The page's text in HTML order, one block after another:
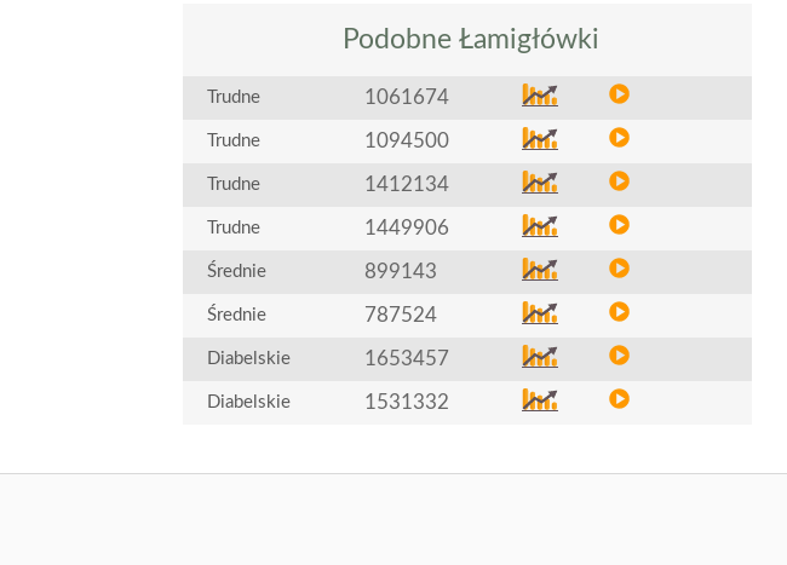
Podobne Łamigłówki
Trudne 1061674
Trudne 1094500
Trudne 1412134
Trudne 1449906
Średnie 899143
Średnie 787524
Diabelskie 1653457
Diabelskie 1531332